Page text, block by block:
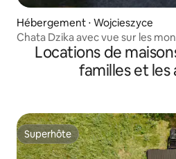
Hébergement ⋅ Wojcieszyce
Chata Dzika avec vue sur les
Locations de
familles et les
Superhôte
Superhôte